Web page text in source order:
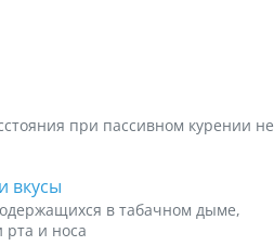
при пассивном курении не
вкусы
в табачном дыме,
рта и носа